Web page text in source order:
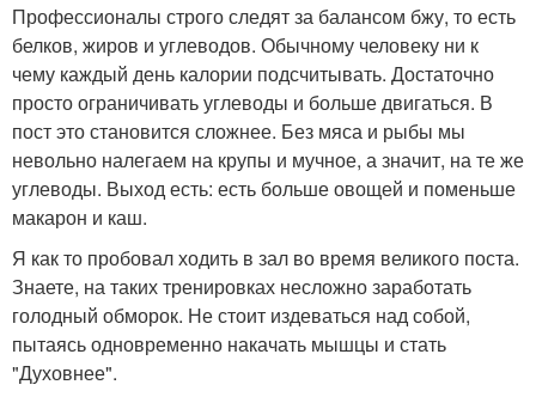
Профессионалы строго следят за балансом бжу, то есть
белков, жиров и углеводов. Обычному человеку ни к
чему каждый день калории подсчитывать. Достаточно
просто ограничивать углеводы и больше двигаться. В
пост это становится сложнее. Без мяса и рыбы мы
невольно налегаем на крупы и мучное, а значит, на те же
углеводы. Выход есть: есть больше овощей и поменьше
макарон и каш.
Я как то пробовал ходить в зал во время великого поста.
Знаете, на таких тренировках несложно заработать
голодный обморок. Не стоит издеваться над собой,
пытаясь одновременно накачать мышцы и стать
"Духовнее".